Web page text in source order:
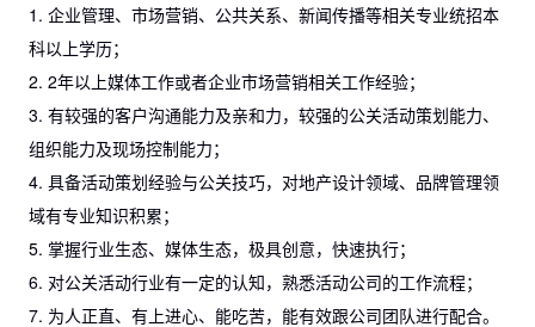
1. 企业管理、市场营销、公共关系、新闻传播等相关专业统招本
科以上学历；
2. 2年以上媒体工作或者企业市场营销相关工作经验；
3. 有较强的客户沟通能力及亲和力，较强的公关活动策划能力、
组织能力及现场控制能力；
4. 具备活动策划经验与公关技巧，对地产设计领域、品牌管理领
域有专业知识积累；
5. 掌握行业生态、媒体生态，极具创意，快速执行；
6. 对公关活动行业有一定的认知，熟悉活动公司的工作流程；
7. 为人正直、有上进心、能吃苦，能有效跟公司团队进行配合。